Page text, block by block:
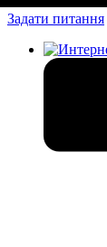
Задати питання